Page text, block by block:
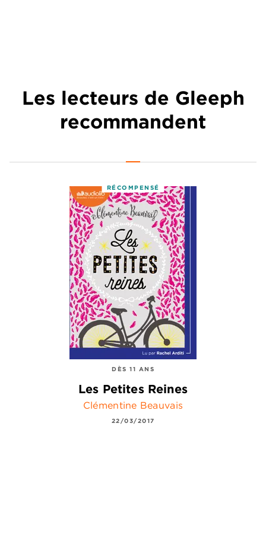
Les lecteurs de Gleeph
recommandent
RÉCOMPENSÉ
DÈS 11 ANS
Les Petites Reines
Clémentine Beauvais
22/03/2017